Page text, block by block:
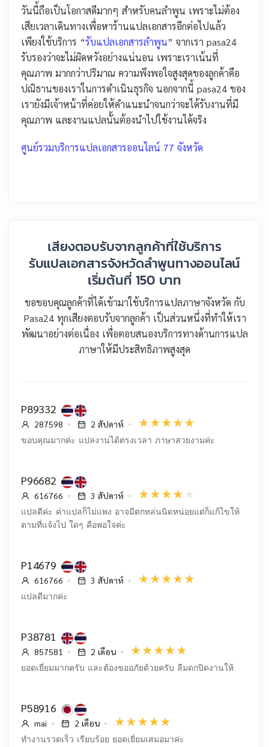
วันนี้ถือเป็นโอกาสดีมากๆ สำหรับคนลำพูน เพราะไม่ต้อง
เสียเวลาเดินทางเพื่อหาร้านแปลเอกสารอีกต่อไปแล้ว
เพียงใช้บริการ “รับแปลเอกสารลำพูน” จากเรา pasa24
รับรองว่าจะไม่ผิดหวังอย่างแน่นอน เพราะเราเน้นที่
คุณภาพ มากกว่าปริมาณ ความพึงพอใจสูงสุดของลูกค้าคือ
ปณิธานของเราในการดำเนินธุรกิจ นอกจากนี้ pasa24 ของ
เรายังมีเจ้าหน้าที่ค่อยให้คำแนะนำจนกว่าจะได้รับงานที่มี
คุณภาพ และงานแปลนั้นต้องนำไปใช้งานได้จริง
ศูนย์รวมบริการแปลเอกสารออนไลน์ 77 จังหวัด
เสียงตอบรับจากลูกค้าที่ใช้บริการ
รับแปลเอกสารจังหวัดลำพูนทางออนไลน์
เริ่มต้นที่ 150 บาท
ขอขอบคุณลูกค้าที่ได้เข้ามาใช้บริการแปลภาษาจังหวัด กับ
Pasa24 ทุกเสียงตอบรับจากลูกค้า เป็นส่วนหนึ่งที่ทำให้เรา
พัฒนาอย่างต่อเนื่อง เพื่อตอบสนองบริการทางด้านการแปล
ภาษาให้มีประสิทธิภาพสูงสุด
P89332
287598 2 สัปดาห์
ขอบคุณมากค่ะ แปลงานได้ตรงเวลา ภาษาสวยงามค่ะ
P96682
616766 3 สัปดาห์
แปลดีค่ะ ค่าแปลก็ไม่แพง อาจมีตกหล่นนิดหน่อยแต่ก็แก้ไขให้
ตามที่แจ้งไป ใดๆ คือพอใจค่ะ
P14679
616766 3 สัปดาห์
แปลดีมากค่ะ
P38781
857581 2 เดือน
ยอดเยี่ยมมากครับ และต้องขออภัยด้วยครับ ลืมดกปิดงานให้
P58916
mai 2 เดือน
ทำงานรวดเร็ว เรียบร้อย ยอดเยี่ยมเสมอมาค่ะ